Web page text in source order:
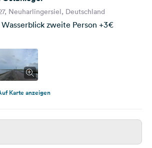
Neuharlingersiel, Deutschland
zweite Person +3€
Karte anzeigen